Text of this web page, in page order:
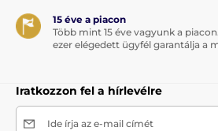
15 éve a piacon
Több mint 15 éve vagyunk a
ezer elégedett ügyfél garantálja a
Iratkozzon fel a hírlevélre
Ide írja az e-mail címét